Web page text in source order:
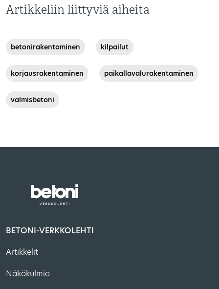
Artikkeliin liittyviä aiheita
betonirakentaminen kilpailut
korjausrakentaminen paikallavalurakentaminen
valmisbetoni
BETONI-VERKKOLEHTI
Artikkelit
Näkökulmia